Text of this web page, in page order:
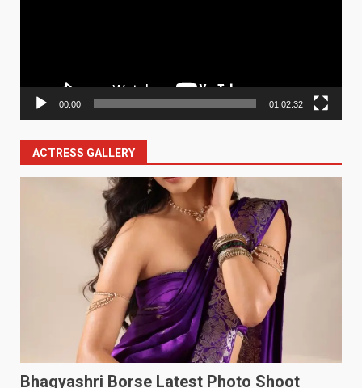
00:00 01:02:32
ACTRESS GALLERY
Bhagyashri Borse Latest Photo Shoot